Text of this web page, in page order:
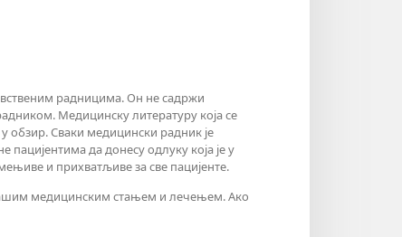
радницима. Он не садржи
Медицинску литературу која се
обзир. Сваки медицински радник је
да донесу одлуку која је у
и прихватљиве за све пацијенте.
медицинским стањем и лечењем. Ако